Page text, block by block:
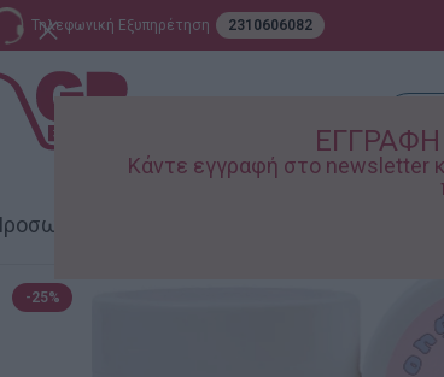
ΕΓΓΡΑΦΗ
Κάντε εγγραφή στο newsletter
Τηλεφωνική Εξυπηρέτηση 2310606082
Φροντίδα
-25%